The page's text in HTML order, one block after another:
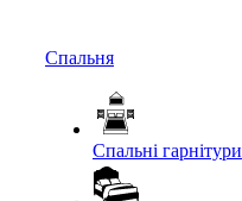
Спальня
Спальні гарнітури